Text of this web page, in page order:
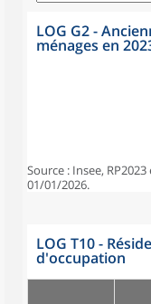
LOG G2 -
ménages en
Source : Insee,
01/01/2026.
LOG T10 -
d'occupation